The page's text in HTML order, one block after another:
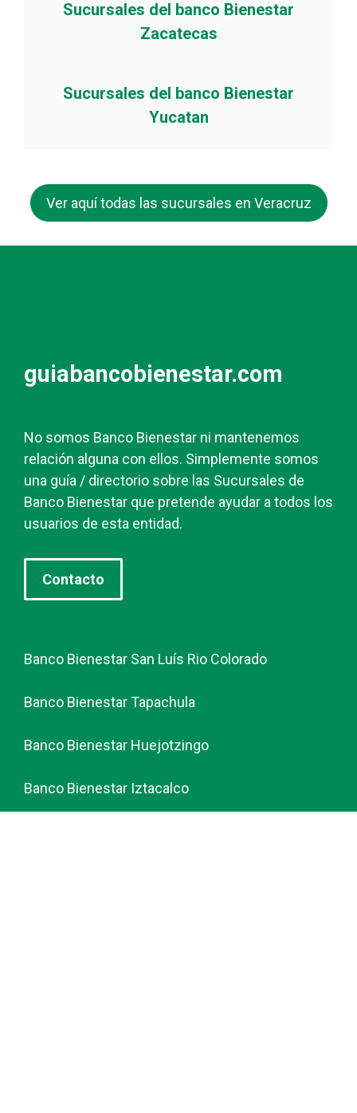
Sucursales del banco Bienestar
Zacatecas
Sucursales del banco Bienestar
Yucatan
Ver aquí todas las sucursales en Veracruz
guiabancobienestar.com
No somos Banco Bienestar ni mantenemos
relación alguna con ellos. Simplemente somos
una guía / directorio sobre las Sucursales de
Banco Bienestar que pretende ayudar a todos los
usuarios de esta entidad.
Contacto
Banco Bienestar San Luís Rio Colorado
Banco Bienestar Tapachula
Banco Bienestar Huejotzingo
Banco Bienestar Iztacalco